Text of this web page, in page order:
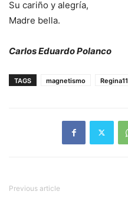
Su cariño y alegría,
Madre bella.
Carlos Eduardo Polanco
TAGS magnetismo Regina11
Previous article